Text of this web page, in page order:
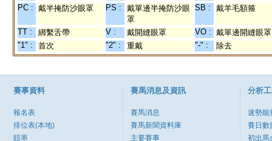
PC : 戴半掩防沙眼罩 PS :
戴單邊半掩防沙眼
罩
SB : 戴羊毛額箍
TT : 綁繫舌帶 V : 戴開縫眼罩 VO : 戴單邊開縫眼罩
"1" :
首次 "2" : 重戴 "-" : 除去
賽事資料
報名表
排位表(本地)
賠率
賽馬消息及資訊
賽馬消息
賽馬新聞資料庫
主要賽事
分析
速勢能
賽日數
初出馬